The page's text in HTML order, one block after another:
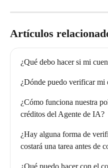
Artículos
¿Qué debo hacer si mi
¿Dónde puedo verificar mi
¿Cómo funciona nuestra
créditos del Agente de IA?
¿Hay alguna forma de
costará una tarea antes de